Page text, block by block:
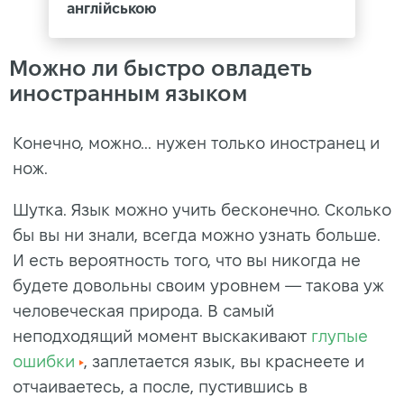
англійською
Можно ли быстро овладеть
иностранным языком
Конечно, можно... нужен только иностранец и
нож.
Шутка. Язык можно учить бесконечно. Сколько
бы вы ни знали, всегда можно узнать больше.
И есть вероятность того, что вы никогда не
будете довольны своим уровнем — такова уж
человеческая природа. В самый
неподходящий момент выскакивают глупые
ошибки
, заплетается язык, вы краснеете и
отчаиваетесь, а после, пустившись в